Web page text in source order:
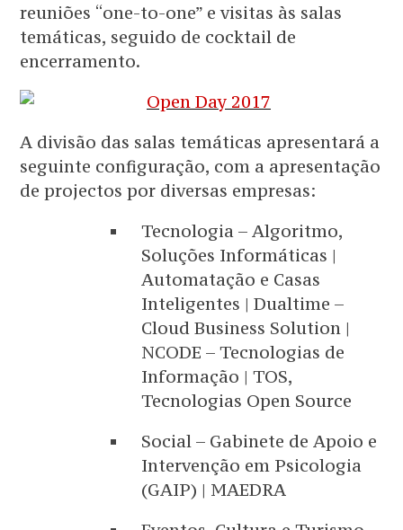
reuniões “one-to-one” e visitas às salas
temáticas, seguido de cocktail de
encerramento.
A divisão das salas temáticas apresentará a
seguinte configuração, com a apresentação
de projectos por diversas empresas:
Tecnologia – Algoritmo,
Soluções Informáticas |
Automatação e Casas
Inteligentes | Dualtime –
Cloud Business Solution |
NCODE – Tecnologias de
Informação | TOS,
Tecnologias Open Source
Social – Gabinete de Apoio e
Intervenção em Psicologia
(GAIP) | MAEDRA